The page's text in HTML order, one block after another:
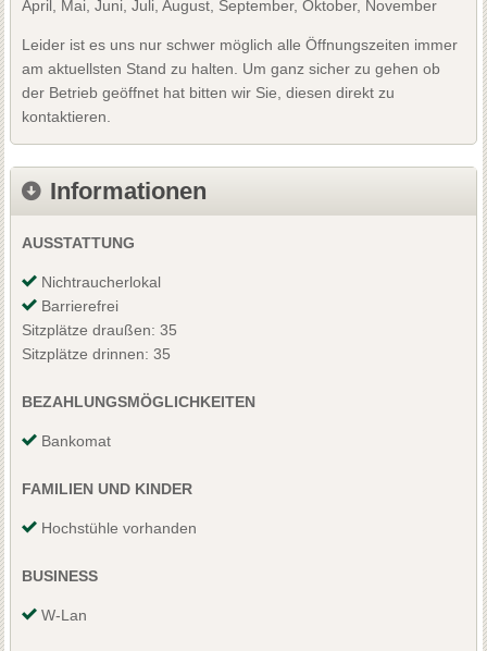
April, Mai, Juni, Juli, August, September, Oktober, November
Leider ist es uns nur schwer möglich alle Öffnungszeiten immer
am aktuellsten Stand zu halten. Um ganz sicher zu gehen ob
der Betrieb geöffnet hat bitten wir Sie, diesen direkt zu
kontaktieren.
Informationen
AUSSTATTUNG
Nichtraucherlokal
Barrierefrei
Sitzplätze draußen: 35
Sitzplätze drinnen: 35
BEZAHLUNGSMÖGLICHKEITEN
Bankomat
FAMILIEN UND KINDER
Hochstühle vorhanden
BUSINESS
W-Lan